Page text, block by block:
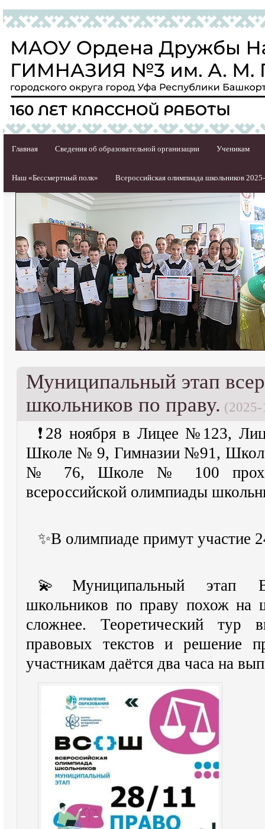
Главная Сведения об образовательной организации Ученикам
Наш «Бессмертный полк» Всероссийская олимпиада школьников
Муниципальный этап
школьников по праву.
❗28 ноября в Лицее №123,
Школе № 9, Гимназии №91,
№ 76, Школе № 100
всероссийской олимпиады
✨В олимпиаде примут участие
💫Муниципальный этап
школьников по праву похож на
сложнее. Теоретический тур
правовых текстов и решение
участникам даётся два часа на